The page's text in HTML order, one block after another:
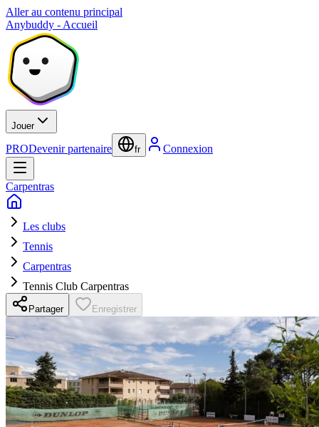
Aller au contenu principal
Anybuddy - Accueil
Jouer
PRODevenir partenaire fr Connexion
Carpentras
Les clubs
Tennis
Carpentras
Tennis Club Carpentras
Partager Enregistrer